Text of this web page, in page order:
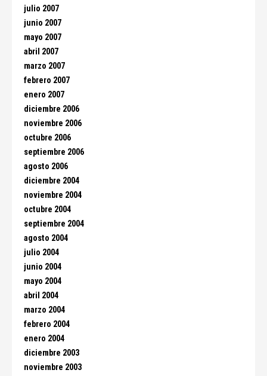
julio 2007
junio 2007
mayo 2007
abril 2007
marzo 2007
febrero 2007
enero 2007
diciembre 2006
noviembre 2006
octubre 2006
septiembre 2006
agosto 2006
diciembre 2004
noviembre 2004
octubre 2004
septiembre 2004
agosto 2004
julio 2004
junio 2004
mayo 2004
abril 2004
marzo 2004
febrero 2004
enero 2004
diciembre 2003
noviembre 2003